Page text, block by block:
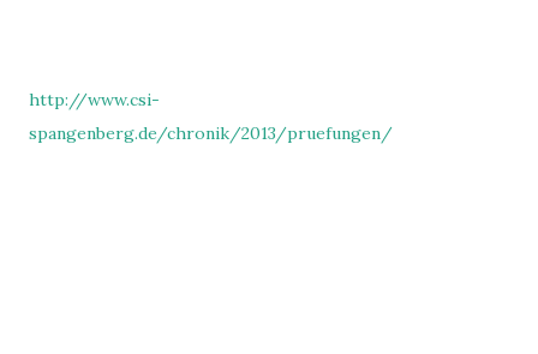
http://www.csi-
spangenberg.de/chronik/2013/pruefungen/